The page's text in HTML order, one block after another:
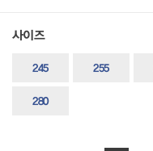
사이즈
245 255
280